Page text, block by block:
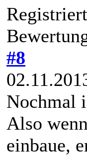
#8
Nochmal
Also
einbaue,